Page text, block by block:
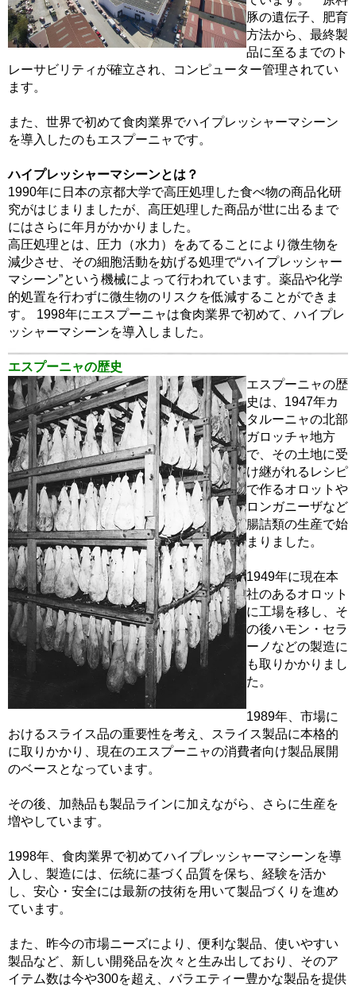
豚の遺伝子、肥育
方法から、最終製
品に至るまでのト
レーサビリティが確立され、コンピューター管理されてい
ます。
また、世界で初めて食肉業界でハイプレッシャーマシーン
を導入したのもエスプーニャです。
ハイプレッシャーマシーンとは？
1990年に日本の京都大学で高圧処理した食べ物の商品化研
究がはじまりましたが、高圧処理した商品が世に出るまで
にはさらに年月がかかりました。
高圧処理とは、圧力（水力）をあてることにより微生物を
減少させ、その細胞活動を妨げる処理で“ハイプレッシャー
マシーン”という機械によって行われています。薬品や化学
的処置を行わずに微生物のリスクを低減することができま
す。 1998年にエスプーニャは食肉業界で初めて、ハイプレ
ッシャーマシーンを導入しました。
エスプーニャの歴史
エスプーニャの歴
史は、1947年カ
タルーニャの北部
ガロッチャ地方
で、その土地に受
け継がれるレシピ
で作るオロットや
ロンガニーザなど
腸詰類の生産で始
まりました。
1949年に現在本
社のあるオロット
に工場を移し、そ
の後ハモン・セラ
ーノなどの製造に
も取りかかりまし
た。
1989年、市場に
おけるスライス品の重要性を考え、スライス製品に本格的
に取りかかり、現在のエスプーニャの消費者向け製品展開
のベースとなっています。
その後、加熱品も製品ラインに加えながら、さらに生産を
増やしています。
1998年、食肉業界で初めてハイプレッシャーマシーンを導
入し、製造には、伝統に基づく品質を保ち、経験を活か
し、安心・安全には最新の技術を用いて製品づくりを進め
ています。
また、昨今の市場ニーズにより、便利な製品、使いやすい
製品など、新しい開発品を次々と生み出しており、そのア
イテム数は今や300を超え、バラエティー豊かな製品を提供